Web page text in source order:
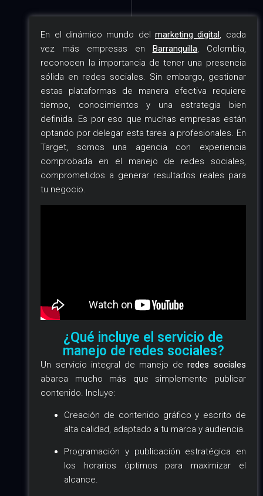
En el dinámico mundo del marketing digital , cada
vez más empresas en
Barranquilla, Colombia,
reconocen la importancia de tener una presencia
sólida en redes sociales. Sin embargo, gestionar
estas plataformas de manera efectiva requiere
tiempo, conocimientos y una estrategia bien
definida. Es por eso que muchas empresas están
optando por delegar esta tarea a profesionales. En
Target, somos una agencia con experiencia
comprobada en el manejo de redes sociales,
comprometidos a generar resultados reales para
tu negocio.
¿Qué incluye el servicio de
manejo de redes sociales?
Un servicio integral de manejo deredes sociales
abarca mucho más que simplemente publicar
contenido. Incluye:
Creación de contenido gráfico y escrito de
alta calidad, adaptado a tu marca y audiencia.
Programación y publicación estratégica en
los horarios óptimos para maximizar el
alcance.